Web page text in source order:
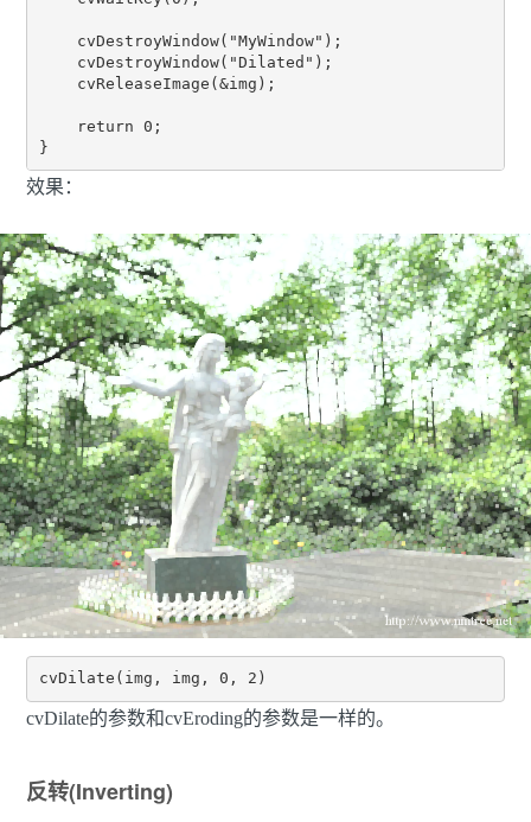
    cvDestroyWindow("MyWindow");
    cvDestroyWindow("Dilated");
    cvReleaseImage(&img);
    return 0;
}
效果：
cvDilate(img, img, 0, 2)
cvDilate的参数和cvEroding的参数是一样的。
反转(Inverting)